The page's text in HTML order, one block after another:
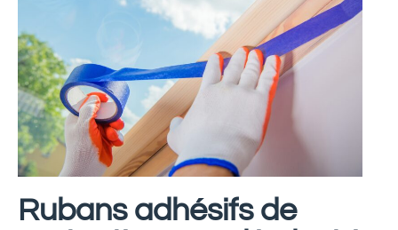
Rubans adhésifs de